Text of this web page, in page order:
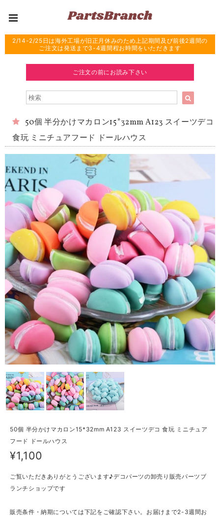
2/14-2/25日は海外工場が旧正月休みのため上記期間及び前後2週間の
ご注文は発送まで3-4週間程お時間をいただきます
ご注文の前にお読み下さい
50個 半分かけマカロン15*32mm A123 スイーツデコ
食玩 ミニチュアフード ドールハウス
50個 半分かけマカロン15*32mm A123 スイーツデコ 食玩 ミニチュア
フード ドールハウス
¥1,100
ご覧いただきありがとうございます♪デコパーツの卸売り販売パーツブ
ランチショップです
販売条件・納期については下記をご確認下さい。お届けまで2-3週間お